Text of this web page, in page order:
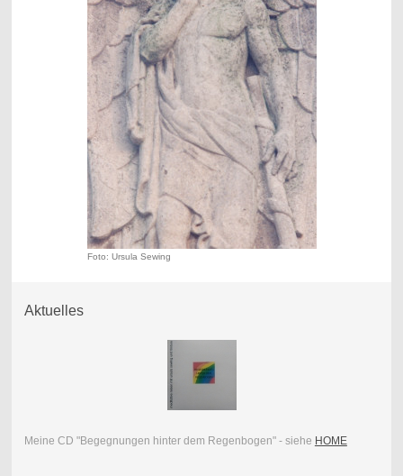
Foto: Ursula Sewing
Aktuelles
Meine CD "Begegnungen hinter dem Regenbogen" - siehe HOME